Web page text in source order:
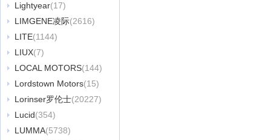
Lightyear(17)
LIMGENE凌际(2616)
LITE(1144)
LIUX(7)
LOCAL MOTORS(144)
Lordstown Motors(15)
Lorinser罗伦士(20227)
Lucid(354)
LUMMA(5738)